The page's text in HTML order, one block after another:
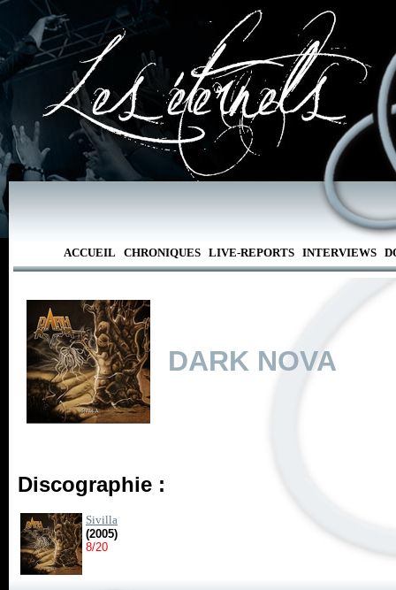
ACCUEIL CHRONIQUES LIVE-REPORTS INTERVIEWS
DARK NOVA
Discographie :
Sivilla
(2005)
8/20